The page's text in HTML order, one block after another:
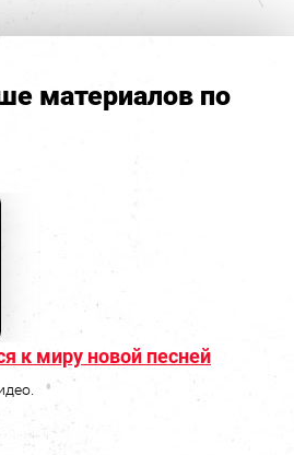
материалов по
к миру новой песней